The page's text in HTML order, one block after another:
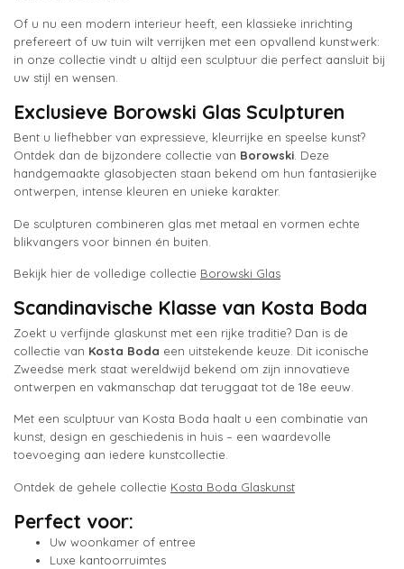
Of u nu een modern interieur heeft, een klassieke inrichting
prefereert of uw tuin wilt verrijken met een opvallend kunstwerk:
in onze collectie vindt u altijd een sculptuur die perfect aansluit bij
uw stijl en wensen.
Exclusieve Borowski Glas Sculpturen
Bent u liefhebber van expressieve, kleurrijke en speelse kunst?
Ontdek dan de bijzondere collectie van Borowski . Deze
handgemaakte glasobjecten staan bekend om hun fantasierijke
ontwerpen, intense kleuren en unieke karakter.
De sculpturen combineren glas met metaal en vormen echte
blikvangers voor binnen én buiten.
Bekijk hier de volledige collectie Borowski Glas
Scandinavische Klasse van Kosta Boda
Zoekt u verfijnde glaskunst met een rijke traditie? Dan is de
collectie van Kosta Boda een uitstekende keuze. Dit iconische
Zweedse merk staat wereldwijd bekend om zijn innovatieve
ontwerpen en vakmanschap dat teruggaat tot de 18e eeuw.
Met een sculptuur van Kosta Boda haalt u een combinatie van
kunst, design en geschiedenis in huis – een waardevolle
toevoeging aan iedere kunstcollectie.
Ontdek de gehele collectie Kosta Boda Glaskunst
Perfect voor:
Uw woonkamer of entree
Luxe kantoorruimtes